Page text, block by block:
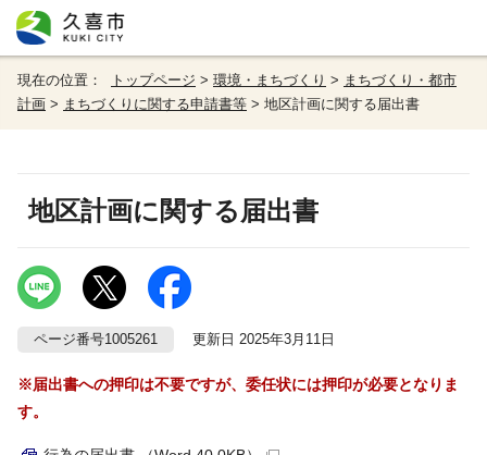
現在の位置： トップページ > 環境・まちづくり > まちづくり・都市
計画 > まちづくりに関する申請書等 > 地区計画に関する届出書
地区計画に関する届出書
ページ番号1005261 更新日 2025年3月11日
※届出書への押印は不要ですが、委任状には押印が必要となりま
す。